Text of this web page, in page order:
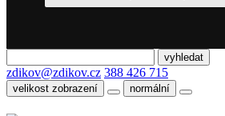
zdikov@zdikov.cz 388 426 715
velikost zobrazení normální